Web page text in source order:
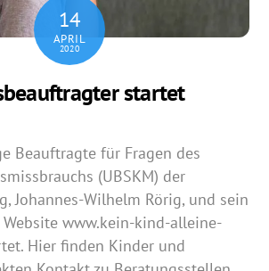
14
APRIL
2020
startet
Beauftragte für Fragen des
(UBSKM) der
Johannes-Wilhelm Rörig, und sein
Website www.kein-kind-alleine-
Hier finden Kinder und